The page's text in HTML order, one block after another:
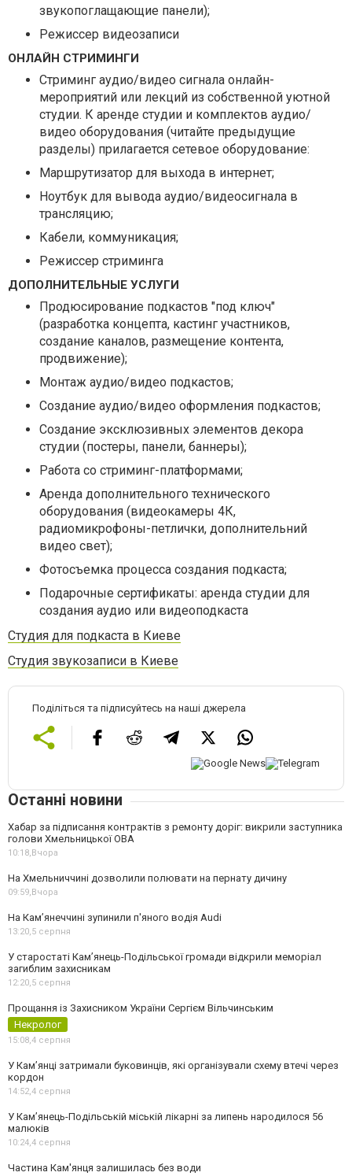
звукопоглащающие панели);
Режиссер видеозаписи
ОНЛАЙН СТРИМИНГИ
Стриминг аудио/видео сигнала онлайн-
мероприятий или лекций из собственной уютной
студии. К аренде студии и комплектов аудио/
видео оборудования (читайте предыдущие
разделы) прилагается сетевое оборудование:
Маршрутизатор для выхода в интернет;
Ноутбук для вывода аудио/видеосигнала в
трансляцию;
Кабели, коммуникация;
Режиссер стриминга
ДОПОЛНИТЕЛЬНЫЕ УСЛУГИ
Продюсирование подкастов "под ключ"
(разработка концепта, кастинг участников,
создание каналов, размещение контента,
продвижение);
Монтаж аудио/видео подкастов;
Создание аудио/видео оформления подкастов;
Создание эксклюзивных элементов декора
студии (постеры, панели, баннеры);
Работа со стриминг-платформами;
Аренда дополнительного технического
оборудования (видеокамеры 4К,
радиомикрофоны-петлички, дополнительний
видео свет);
Фотосъемка процесса создания подкаста;
Подарочные сертификаты: аренда студии для
создания аудио или видеоподкаста
Студия для подкаста в Киеве
Студия звукозаписи в Киеве
Поділіться та підписуйтесь на наші джерела
Останні новини
Хабар за підписання контрактів з ремонту доріг: викрили заступника
голови Хмельницької ОВА
10:18, Вчора
На Хмельниччині дозволили полювати на пернату дичину
09:59, Вчора
На Камʼянеччині зупинили п'яного водія Audi
13:20,5 серпня
У старостаті Кам’янець-Подільської громади відкрили меморіал
загиблим захисникам
12:20,5 серпня
Прощання із Захисником України Сергієм Вільчинським
Некролог
15:08,4 серпня
У Кам’янці затримали буковинців, які організували схему втечі через
кордон
14:52,4 серпня
У Кам’янець-Подільській міській лікарні за липень народилося 56
малюків
10:24,4 серпня
Частина Кам'янця залишилась без води